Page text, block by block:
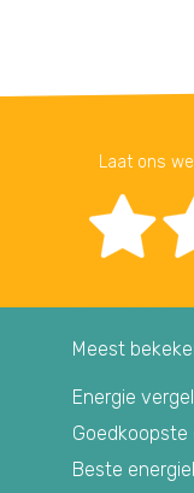
Laat ons
Meest
Energie
Beste